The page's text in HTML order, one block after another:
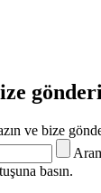
ve bize
basın.